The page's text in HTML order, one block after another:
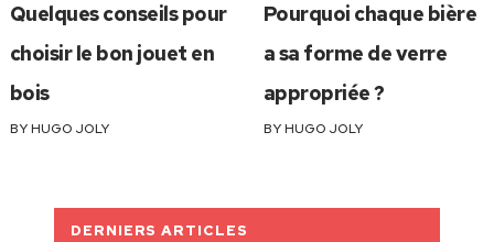
Quelques conseils pour
choisir le bon jouet en
bois
BYHUGO JOLY
Pourquoi chaque bière
a sa forme de verre
appropriée ?
BYHUGO JOLY
DERNIERS ARTICLES